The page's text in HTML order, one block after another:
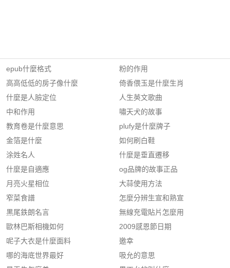
epub什麼格式
高高低低的房子像什麼
什麼是人臉定位
中和作用
教育卷是什麼意思
金箔是什麼
涂姓名人
什麼是自適應
月亮火星相位
窄菜食譜
黒尾鉄朗名言
歐林巴斯相機如何
呢子大衣是什麼面料
哪的海底世界最好
粉的作用
倚香偎玉是什麼生肖
人生英文歌曲
嘯天犬的故事
plufy是什麼牌子
如何刷白鞋
什麼是垂直遷移
og品牌的故事正品
大蒜使用方法
怎麼分辨生宣和熟宣
無線充電貼片怎麼用
2009感恩節日期
邀幸
吸允的意思